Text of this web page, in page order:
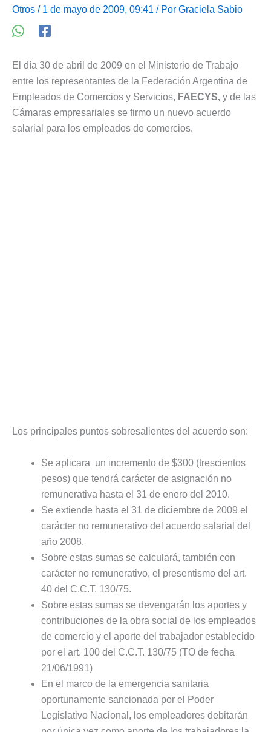
Otros / 1 de mayo de 2009, 09:41 / Por Graciela Sabio
El día 30 de abril de 2009 en el Ministerio de Trabajo
entre los representantes de la Federación Argentina de
Empleados de Comercios y Servicios, FAECYS, y de las
Cámaras empresariales se firmo un nuevo acuerdo
salarial para los empleados de comercios.
Los principales puntos sobresalientes del acuerdo son:
Se aplicara un incremento de $300 (trescientos
pesos) que tendrá carácter de asignación no
remunerativa hasta el 31 de enero del 2010.
Se extiende hasta el 31 de diciembre de 2009 el
carácter no remunerativo del acuerdo salarial del
año 2008.
Sobre estas sumas se calculará, también con
carácter no remunerativo, el presentismo del art.
40 del C.C.T. 130/75.
Sobre estas sumas se devengarán los aportes y
contribuciones de la obra social de los empleados
de comercio y el aporte del trabajador establecido
por el art. 100 del C.C.T. 130/75 (TO de fecha
21/06/1991)
En el marco de la emergencia sanitaria
oportunamente sancionada por el Poder
Legislativo Nacional, los empleadores debitarán